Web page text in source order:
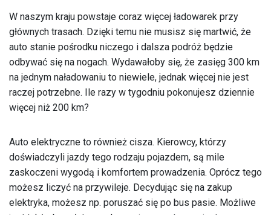
W naszym kraju powstaje coraz więcej ładowarek przy
głównych trasach. Dzięki temu nie musisz się martwić, że
auto stanie pośrodku niczego i dalsza podróż będzie
odbywać się na nogach. Wydawałoby się, że zasięg 300 km
na jednym naładowaniu to niewiele, jednak więcej nie jest
raczej potrzebne. Ile razy w tygodniu pokonujesz dziennie
więcej niż 200 km?
Auto elektryczne to również cisza. Kierowcy, którzy
doświadczyli jazdy tego rodzaju pojazdem, są mile
zaskoczeni wygodą i komfortem prowadzenia. Oprócz tego
możesz liczyć na przywileje. Decydując się na zakup
elektryka, możesz np. poruszać się po bus pasie. Możliwe